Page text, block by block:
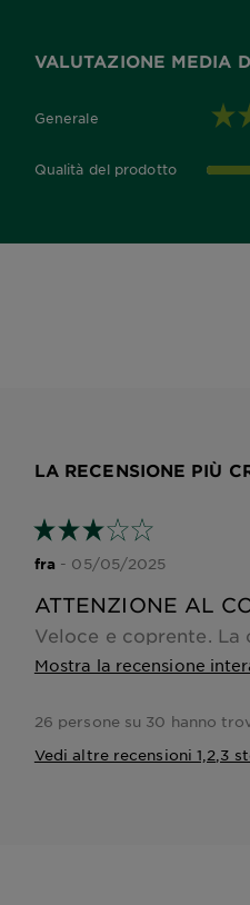
VALUTAZIONE MEDIA
Generale
4,0 out of 5 stars
Qualità del prodotto
4,0 out of 5 stars
LA RECENSIONE PIÙ
fra - 05/05/2025
ATTENZIONE AL
Mostra la recensione
26 persone su 30 hanno
Vedi altre recensioni 1,2,3